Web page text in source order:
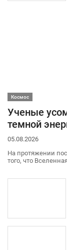
Космос
Ученые
темной
05.08.2026
На протяжении
того, что